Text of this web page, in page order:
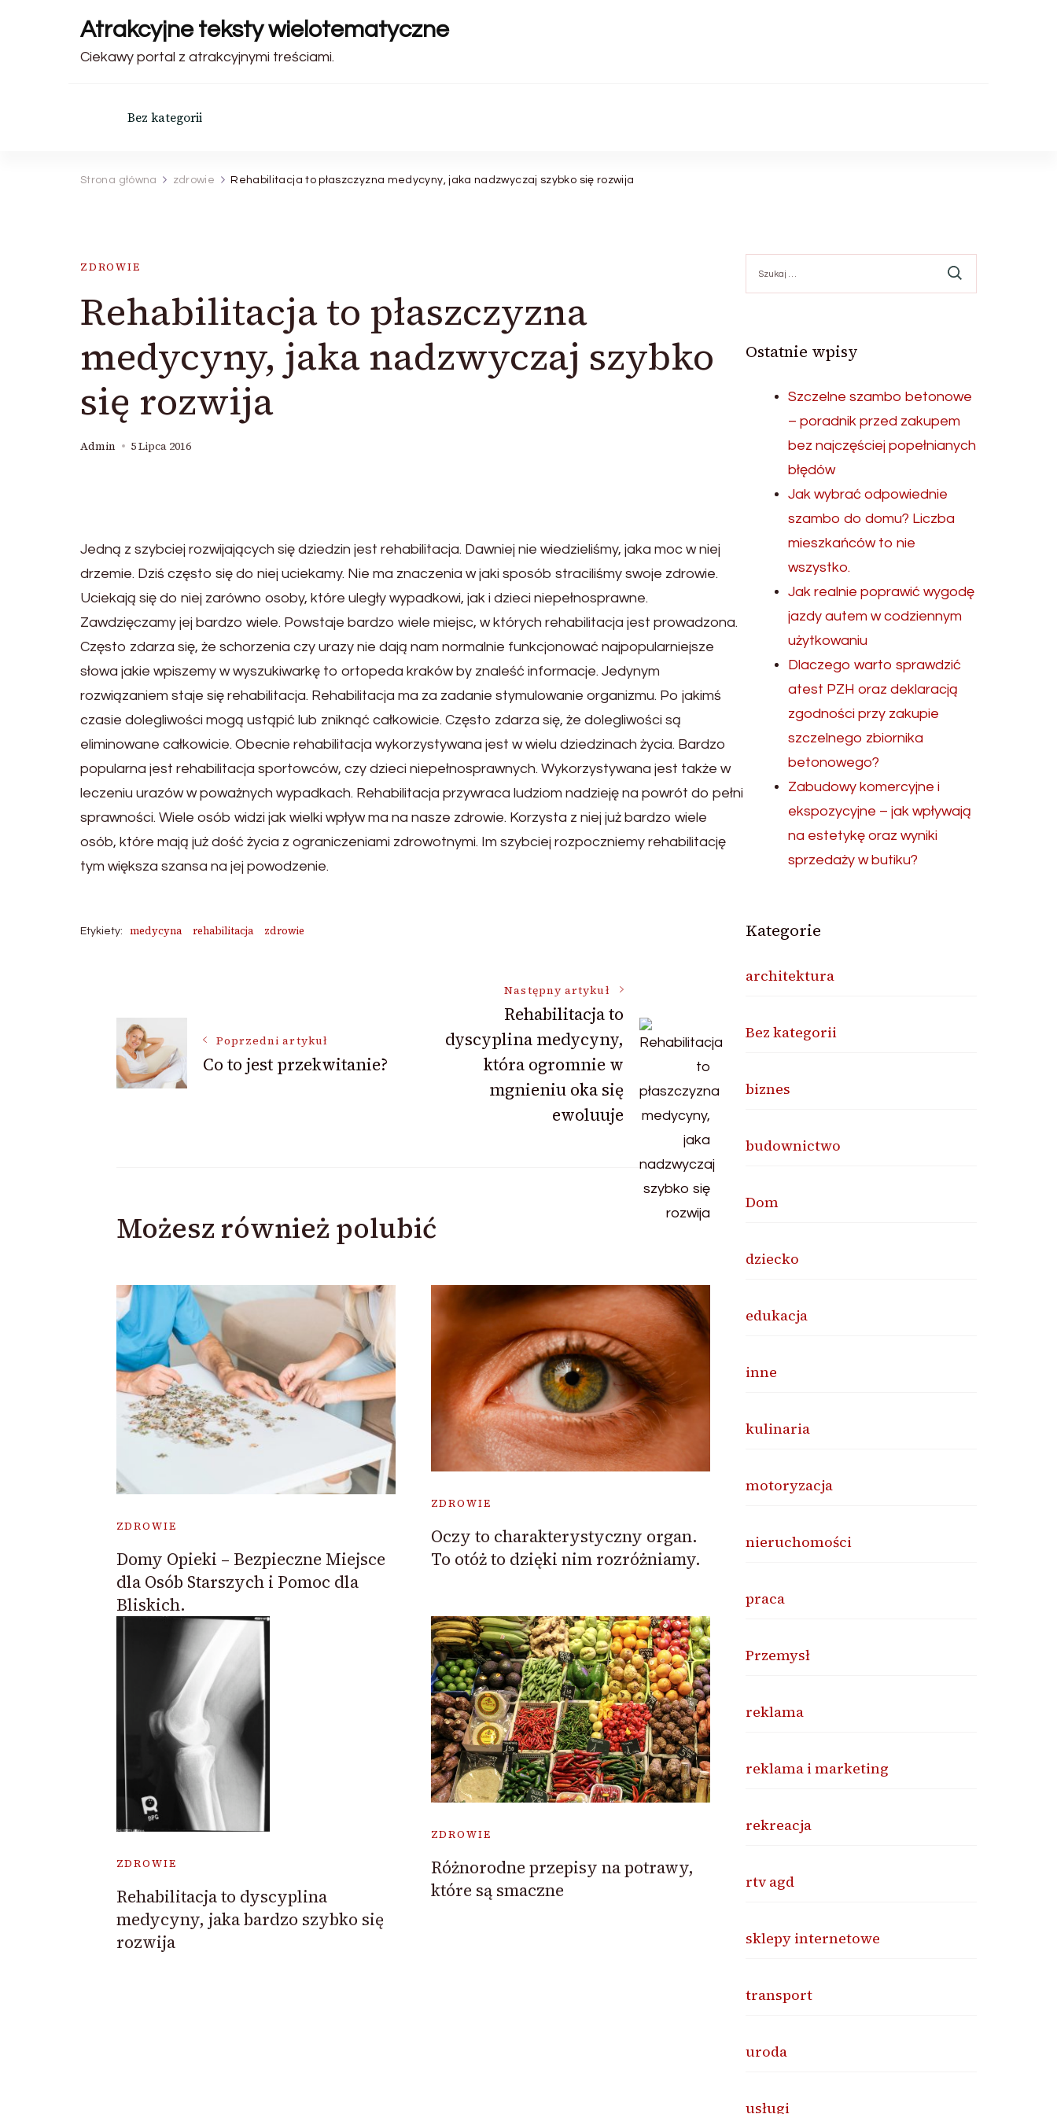
Atrakcyjne teksty wielotematyczne
Ciekawy portal z atrakcyjnymi treściami.
Bez kategorii
Strona główna zdrowie Rehabilitacja to płaszczyzna medycyny, jaka nadzwyczaj szybko się rozwija
ZDROWIE
Rehabilitacja to płaszczyzna
medycyny, jaka nadzwyczaj szybko
się rozwija
Admin 5 Lipca 2016
Jedną z szybciej rozwijających się dziedzin jest rehabilitacja. Dawniej nie wiedzieliśmy, jaka moc w niej
drzemie. Dziś często się do niej uciekamy. Nie ma znaczenia w jaki sposób straciliśmy swoje zdrowie.
Uciekają się do niej zarówno osoby, które uległy wypadkowi, jak i dzieci niepełnosprawne.
Zawdzięczamy jej bardzo wiele. Powstaje bardzo wiele miejsc, w których rehabilitacja jest prowadzona.
Często zdarza się, że schorzenia czy urazy nie dają nam normalnie funkcjonować najpopularniejsze
słowa jakie wpiszemy w wyszukiwarkę to ortopeda kraków by znaleść informacje. Jedynym
rozwiązaniem staje się rehabilitacja. Rehabilitacja ma za zadanie stymulowanie organizmu. Po jakimś
czasie dolegliwości mogą ustąpić lub zniknąć całkowicie. Często zdarza się, że dolegliwości są
eliminowane całkowicie. Obecnie rehabilitacja wykorzystywana jest w wielu dziedzinach życia. Bardzo
popularna jest rehabilitacja sportowców, czy dzieci niepełnosprawnych. Wykorzystywana jest także w
leczeniu urazów w poważnych wypadkach. Rehabilitacja przywraca ludziom nadzieję na powrót do pełni
sprawności. Wiele osób widzi jak wielki wpływ ma na nasze zdrowie. Korzysta z niej już bardzo wiele
osób, które mają już dość życia z ograniczeniami zdrowotnymi. Im szybciej rozpoczniemy rehabilitację
tym większa szansa na jej powodzenie.
Etykiety: medycyna rehabilitacja zdrowie
wpisu
Poprzedni artykuł
Co to jest przekwitanie?
Następny artykuł
Rehabilitacja to
dyscyplina medycyny,
która ogromnie w
mgnieniu oka się
ewoluuje
Możesz również polubić
ZDROWIE
Domy Opieki – Bezpieczne Miejsce
dla Osób Starszych i Pomoc dla
Bliskich.
ZDROWIE
Oczy to charakterystyczny organ.
To otóż to dzięki nim rozróżniamy.
ZDROWIE
Rehabilitacja to dyscyplina
medycyny, jaka bardzo szybko się
rozwija
ZDROWIE
Różnorodne przepisy na potrawy,
które są smaczne
Ostatnie wpisy
Szczelne szambo betonowe
– poradnik przed zakupem
bez najczęściej popełnianych
błędów
Jak wybrać odpowiednie
szambo do domu? Liczba
mieszkańców to nie
wszystko.
Jak realnie poprawić wygodę
jazdy autem w codziennym
użytkowaniu
Dlaczego warto sprawdzić
atest PZH oraz deklaracją
zgodności przy zakupie
szczelnego zbiornika
betonowego?
Zabudowy komercyjne i
ekspozycyjne – jak wpływają
na estetykę oraz wyniki
sprzedaży w butiku?
Kategorie
architektura
Bez kategorii
biznes
budownictwo
Dom
dziecko
edukacja
inne
kulinaria
motoryzacja
nieruchomości
praca
Przemysł
reklama
reklama i marketing
rekreacja
rtv agd
sklepy internetowe
transport
uroda
usługi